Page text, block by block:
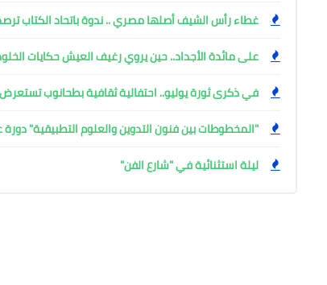
غطاء رأس الشيف أصلها مصري .. ندوة باتحاد الكتاب
على مائدة الأجداد.. حين يروي رغيف العيش حكايات
في ذكرى ثورة يوليو.. احتفالية ثقافية بطحانوب تستعرض
"المخطوطات بين فنون التدوين والعلوم التطبيقية" دورة
ليلة استثنائية في "شارع الفن"